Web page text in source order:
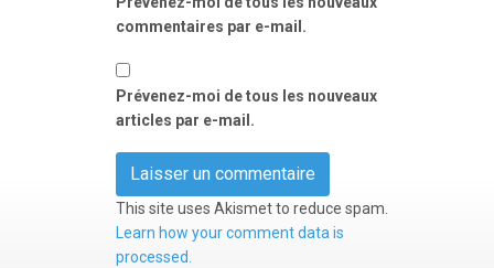
commentaires par e-mail.
Prévenez-moi de tous les nouveaux
articles par e-mail.
This site uses Akismet to reduce spam.
Learn how your comment data is
processed.